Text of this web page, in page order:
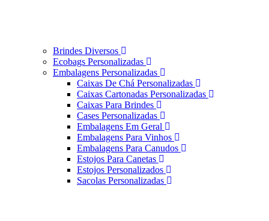
Brindes Diversos
Ecobags Personalizadas
Embalagens Personalizadas
Caixas De Chá Personalizadas
Caixas Cartonadas Personalizadas
Caixas Para Brindes
Cases Personalizadas
Embalagens Em Geral
Embalagens Para Vinhos
Embalagens Para Canudos
Estojos Para Canetas
Estojos Personalizados
Sacolas Personalizadas